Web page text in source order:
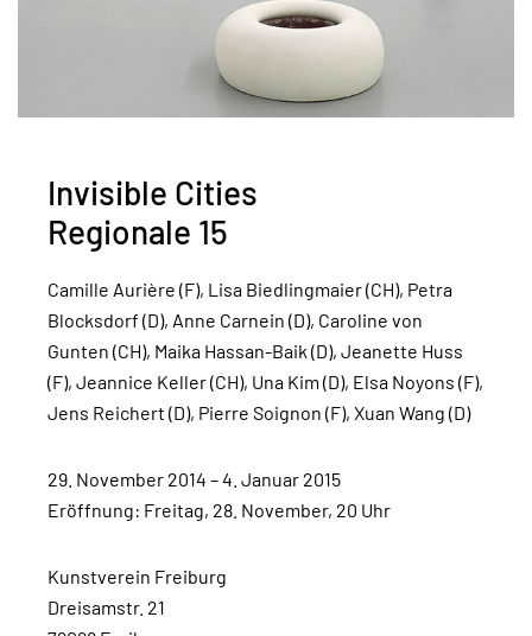
Invisible Cities
Regionale 15
Camille Aurière (F), Lisa Biedlingmaier (CH), Petra
Blocksdorf (D), Anne Carnein (D), Caroline von
Gunten (CH), Maika Hassan-Baik (D), Jeanette Huss
(F), Jeannice Keller (CH), Una Kim (D), Elsa Noyons (F),
Jens Reichert (D), Pierre Soignon (F), Xuan Wang (D)
29. November 2014 – 4. Januar 2015
Eröffnung: Freitag, 28. November, 20 Uhr
Kunstverein Freiburg
Dreisamstr. 21